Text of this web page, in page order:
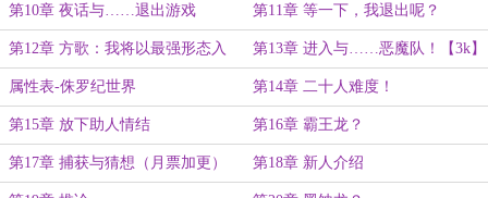
第10章 夜话与……退出游戏 第11章 等一下，我退出呢？
第12章 方歌：我将以最强形态入
场！
第13章 进入与……恶魔队！【3k】
属性表-侏罗纪世界 第14章 二十人难度！
第15章 放下助人情结 第16章 霸王龙？
第17章 捕获与猜想（月票加更） 第18章 新人介绍